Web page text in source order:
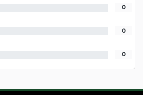
0
0
0